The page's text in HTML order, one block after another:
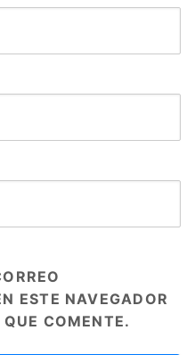
ESTE NAVEGADOR
COMENTE.